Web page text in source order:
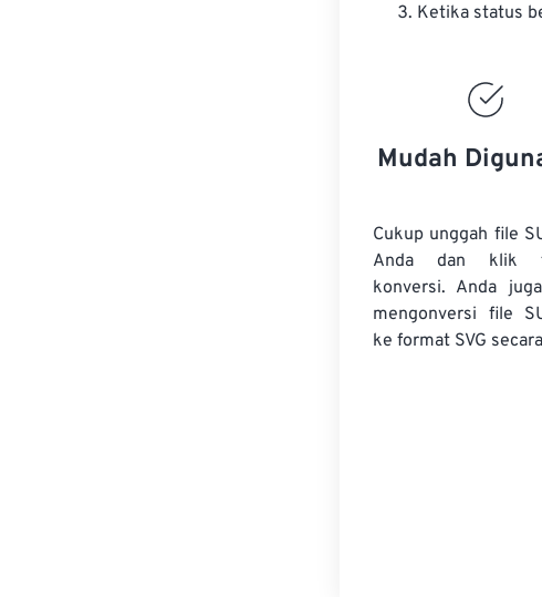
Ketika status
Mudah
Cukup unggah file
Anda dan klik
konversi. Anda
mengonversi file
ke format SVG